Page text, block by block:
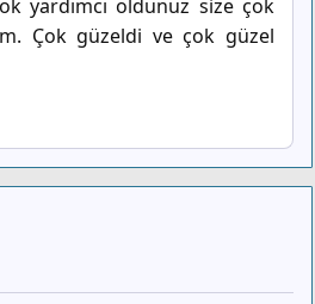
yardımcı oldunuz size çok
Çok güzeldi ve çok güzel